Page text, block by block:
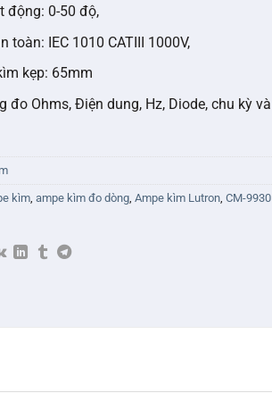
động: 0-50 độ,
toàn: IEC 1010 CATIII 1000V,
kẹp: 65mm
đo Ohms, Điện dung, Hz, Diode, chu kỳ và
kìm ampe kìm đo dòng Ampe kìm Lutron CM-9930